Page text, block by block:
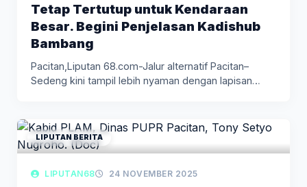
Tetap Tertutup untuk Kendaraan
Besar. Begini Penjelasan Kadishub
Bambang
Pacitan,Liputan 68.com-Jalur alternatif Pacitan–
Sedeng kini tampil lebih nyaman dengan lapisan
LIPUTAN BERITA
LIPUTAN68 24 NOVEMBER 2025